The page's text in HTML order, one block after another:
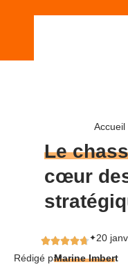
Accueil
Le
cœur
✦20
Rédigé parMarine Imbert